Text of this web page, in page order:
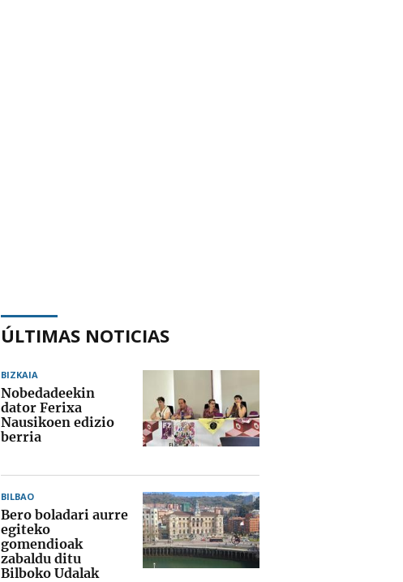
ÚLTIMAS NOTICIAS
BIZKAIA
Nobedadeekin
dator Ferixa
Nausikoen edizio
berria
BILBAO
Bero boladari aurre
egiteko
gomendioak
zabaldu ditu
Bilboko Udalak